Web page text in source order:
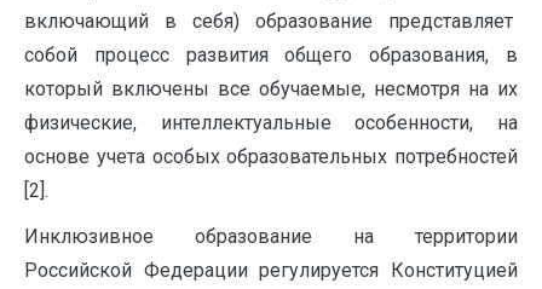
включающий в себя) образование представляет
собой процесс развития общего образования, в
который включены все обучаемые, несмотря на их
физические, интеллектуальные особенности, на
основе учета особых образовательных потребностей
[2].
Инклюзивное образование на территории
Российской Федерации регулируется Конституцией